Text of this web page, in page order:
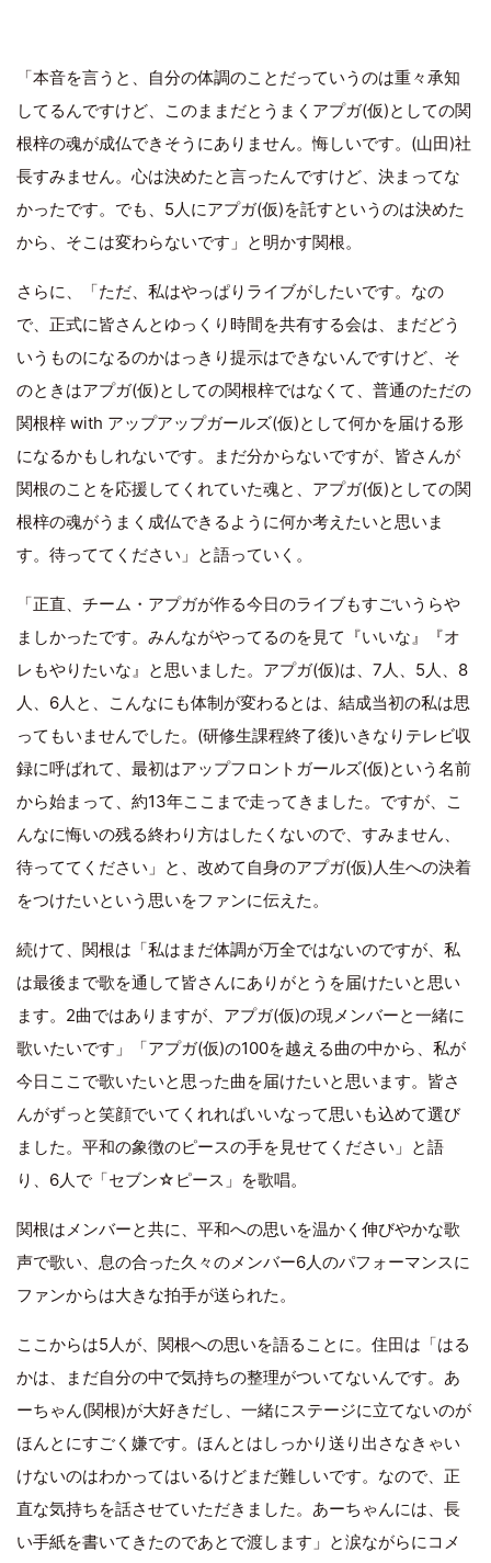
「本音を言うと、自分の体調のことだっていうのは重々承知
してるんですけど、このままだとうまくアプガ(仮)としての関
根梓の魂が成仏できそうにありません。悔しいです。(山田)社
長すみません。心は決めたと言ったんですけど、決まってな
かったです。でも、5人にアプガ(仮)を託すというのは決めた
から、そこは変わらないです」と明かす関根。
さらに、「ただ、私はやっぱりライブがしたいです。なの
で、正式に皆さんとゆっくり時間を共有する会は、まだどう
いうものになるのかはっきり提示はできないんですけど、そ
のときはアプガ(仮)としての関根梓ではなくて、普通のただの
関根梓 with アップアップガールズ(仮)として何かを届ける形
になるかもしれないです。まだ分からないですが、皆さんが
関根のことを応援してくれていた魂と、アプガ(仮)としての関
根梓の魂がうまく成仏できるように何か考えたいと思いま
す。待っててください」と語っていく。
「正直、チーム・アプガが作る今日のライブもすごいうらや
ましかったです。みんながやってるのを見て『いいな』『オ
レもやりたいな』と思いました。アプガ(仮)は、7人、5人、8
人、6人と、こんなにも体制が変わるとは、結成当初の私は思
ってもいませんでした。(研修生課程終了後)いきなりテレビ収
録に呼ばれて、最初はアップフロントガールズ(仮)という名前
から始まって、約13年ここまで走ってきました。ですが、こ
んなに悔いの残る終わり方はしたくないので、すみません、
待っててください」と、改めて自身のアプガ(仮)人生への決着
をつけたいという思いをファンに伝えた。
続けて、関根は「私はまだ体調が万全ではないのですが、私
は最後まで歌を通して皆さんにありがとうを届けたいと思い
ます。2曲ではありますが、アプガ(仮)の現メンバーと一緒に
歌いたいです」「アプガ(仮)の100を越える曲の中から、私が
今日ここで歌いたいと思った曲を届けたいと思います。皆さ
んがずっと笑顔でいてくれればいいなって思いも込めて選び
ました。平和の象徴のピースの手を見せてください」と語
り、6人で「セブン☆ピース」を歌唱。
関根はメンバーと共に、平和への思いを温かく伸びやかな歌
声で歌い、息の合った久々のメンバー6人のパフォーマンスに
ファンからは大きな拍手が送られた。
ここからは5人が、関根への思いを語ることに。住田は「はる
かは、まだ自分の中で気持ちの整理がついてないんです。あ
ーちゃん(関根)が大好きだし、一緒にステージに立てないのが
ほんとにすごく嫌です。ほんとはしっかり送り出さなきゃい
けないのはわかってはいるけどまだ難しいです。なので、正
直な気持ちを話させていただきました。あーちゃんには、長
い手紙を書いてきたのであとで渡します」と涙ながらにコメ